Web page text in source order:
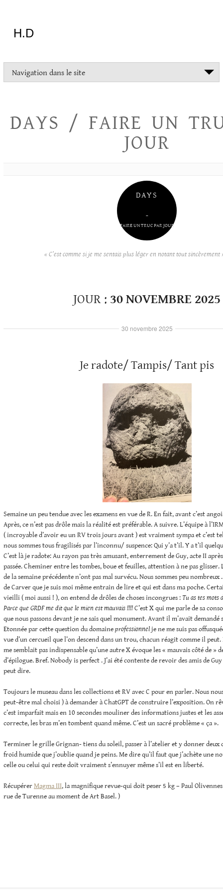
H.D
tout
essayer
Navigation dans le site
DAYS / FAIRE UN
JOUR
DAYS
–
FAIRE UN TRUC PAR JOUR
« C’est comme si je me sentais plus léger en notant tout sincèrement
JOUR : 30 NOVEMBRE 2025
Je radote/ Tampis/ Tant pis
Semaine un peu tendue avec les examens en vue de R. En fait, avant c’est
Après, ce n’est pas drôle mais la réalité est préférable. A suivre. L’équipe à
( incroyable d’avoir eu un RV trois jours avant ) est vraiment sympa et c’est
nous sommes tous fragilisés par l’inconnu/ suspence: Qui y’a t’il. Y a t’il
C’est là je radote: Au rayon pas très amusant, enterrement de Guy, acte II
passée. Cheminer entre les tombes, boue et feuilles, attention à ne pas glisser.
de la semaine précédente n’ont pas mal survécu. Nous sommes peu
de Carver que je suis moi même entrain de lire et qui est dans ma poche.
vieilli ( moi aussi ! ), on entend de drôles de choses incongrues :Tu as tes mots
Parce que GRDF me dit que le mien est mauvais !!!!C’est X qui me parle de sa
que nous passons devant je ne sais quel monument. Avant il m’avait demandé
Etonnée par cette question du domaineprofessionnelje ne me suis pas
vue d’un cercueil que l’on descend dans un trou, chacun réagit comme il
me semblait pas indispensable qu’une autre X évoque les « mauvais côté de »
d’épilogue. Bref. Nobody is perfect . J’ai été contente de revoir des amis de
peut dire.
Toujours le museau dans les collections et RV avec C pour en parler. Nous
peut-être mal choisi ) à demander à ChatGPT de construire l’exposition. On
c’est imparfait mais en 10 secondes mouliner des informations justes et les
correcte, les bras m’en tombent quand même. C’est un sacré problème « ça ».
Terminer le grille Grignan- tiens du soleil, passer à l’atelier et y donner deux
froid humide que j’oublie quand je peins. Me dire qu’il faut que j’achète une
celle ou celui qui reste doit vraiment s’ennuyer même s’il est en liberté.
RécupérerMagma III, la magnifique revue-qui doit peser 5 kg – Paul
rue de Turenne au moment de Art Basel. )
30 novembre 2025